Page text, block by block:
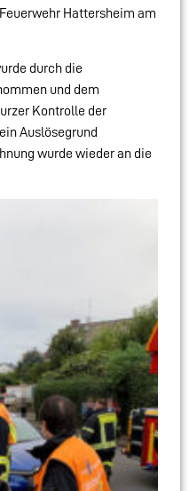
Hattersheim am
durch die
und dem
Kontrolle der
Auslösegrund
wurde wieder an die